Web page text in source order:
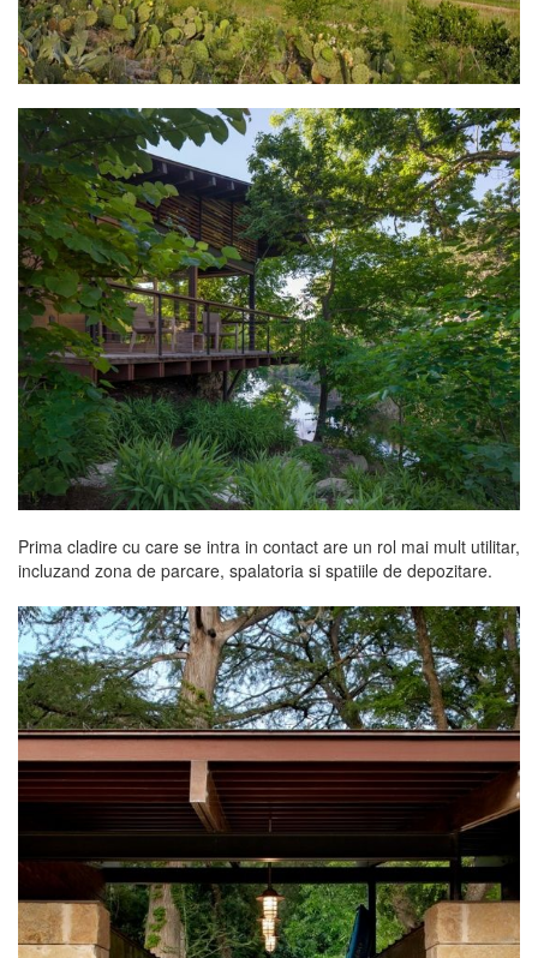
Prima cladire cu care se intra in contact are un rol mai mult utilitar,
incluzand zona de parcare, spalatoria si spatiile de depozitare.